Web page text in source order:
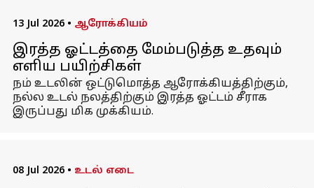
13 Jul 2026 • ஆரோக்கியம்
இரத்த ஓட்டத்தை மேம்படுத்த உதவும்
எளிய பயிற்சிகள்
நம் உடலின் ஒட்டுமொத்த ஆரோக்கியத்திற்கும்,
நல்ல உடல் நலத்திற்கும் இரத்த ஓட்டம் சீராக
இருப்பது மிக முக்கியம்.
08 Jul 2026 • உடல் எடை